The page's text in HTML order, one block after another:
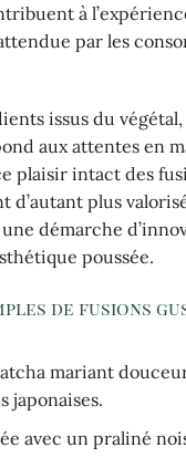
à
par les
issus du
aux attentes en
plaisir intact des
d’autant plus
démarche
poussée.
de fusions
mariant
japonaises.
avec un praliné